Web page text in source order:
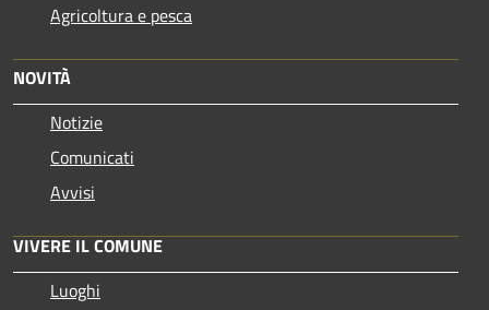
Agricoltura e pesca
NOVITÀ
Notizie
Comunicati
Avvisi
VIVERE IL COMUNE
Luoghi